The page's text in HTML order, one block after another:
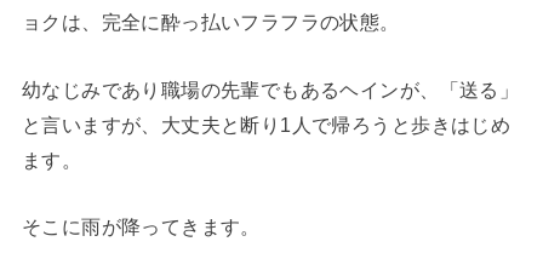
ョクは、完全に酔っ払いフラフラの状態。
幼なじみであり職場の先輩でもあるヘインが、「送る」
と言いますが、大丈夫と断り1人で帰ろうと歩きはじめ
ます。
そこに雨が降ってきます。